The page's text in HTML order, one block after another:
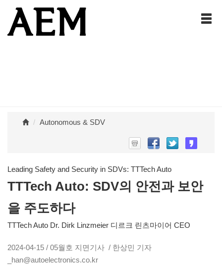
Autonomous & SDV
Leading Safety and Security in SDVs: TTTech Auto
TTTech Auto: SDV의 안전과 보안
을 주도하다
TTTech Auto Dr. Dirk Linzmeier 디르크 린츠마이어 CEO
2024-04-15 / 05월호 지면기사 / 한상민 기자
_han@autoelectronics.co.kr